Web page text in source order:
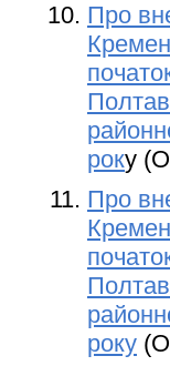
Про
року
Про
року